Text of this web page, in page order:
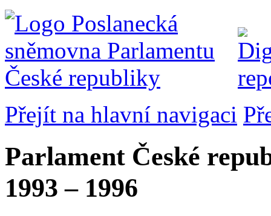
Přejít na hlavní navigaci
Parlament České
1993 – 1996